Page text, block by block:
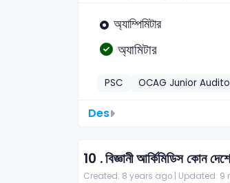
অ্যাম্পিমিটার
অ্যামিটার
PSC OCAG Junior
Des
10 .বিজ্ঞানী আর্কিমিডিস কোন
Created: 8 years ago | Updated: 9